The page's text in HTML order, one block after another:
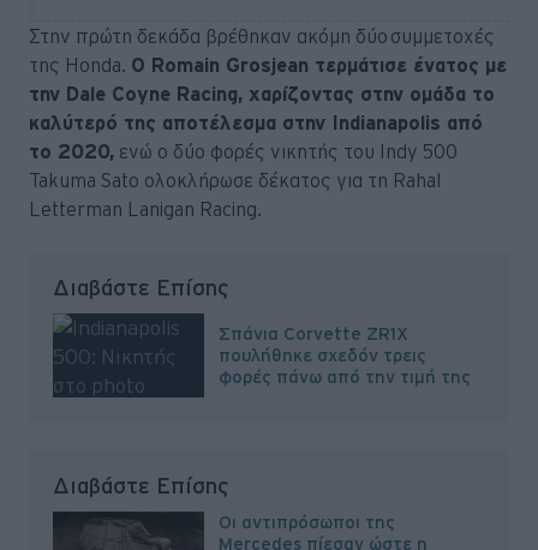
Στην πρώτη δεκάδα βρέθηκαν ακόμη δύο συμμετοχές
της Honda. Ο Romain Grosjean τερμάτισε ένατος με
την Dale Coyne Racing, χαρίζοντας στην ομάδα το
καλύτερό της αποτέλεσμα στην Indianapolis από
το 2020, ενώ ο δύο φορές νικητής του Indy 500
Takuma Sato ολοκλήρωσε δέκατος για τη Rahal
Letterman Lanigan Racing.
Διαβάστε Επίσης
Σπάνια Corvette ZR1X
πουλήθηκε σχεδόν τρεις
φορές πάνω από την τιμή της
Διαβάστε Επίσης
Οι αντιπρόσωποι της
Mercedes πίεσαν ώστε η